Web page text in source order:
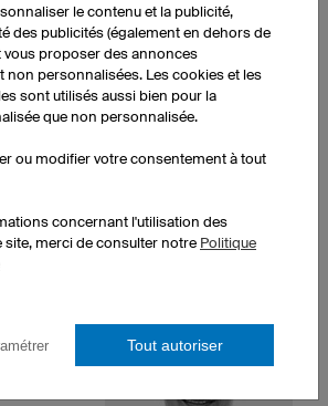
Anja Sturm
Triathlon, road bike
le contenu et la publicité,
des publicités (également en dehors de
vous proposer des annonces
non personnalisées. Les cookies et les
sont utilisés aussi bien pour la
que non personnalisée.
ou modifier votre consentement à tout
concernant l'utilisation des
merci de consulter notre Politique
Tout autoriser